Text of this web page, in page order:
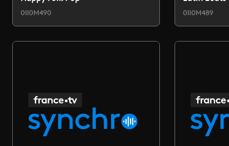
0II0M490 0II0M489